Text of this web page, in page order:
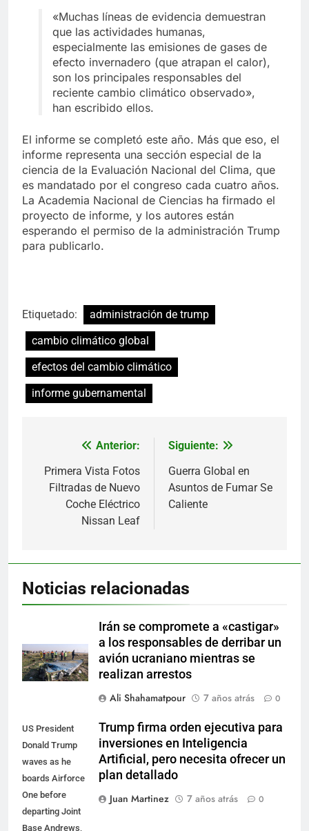
«Muchas líneas de evidencia demuestran
que las actividades humanas,
especialmente las emisiones de gases de
efecto invernadero (que atrapan el calor),
son los principales responsables del
reciente cambio climático observado»,
han escribido ellos.
El informe se completó este año. Más que eso, el
informe representa una sección especial de la
ciencia de la Evaluación Nacional del Clima, que
es mandatado por el congreso cada cuatro años.
La Academia Nacional de Ciencias ha firmado el
proyecto de informe, y los autores están
esperando el permiso de la administración Trump
para publicarlo.
Etiquetado:
administración de trump
cambio climático global
efectos del cambio climático
informe gubernamental
Navegación
de
entradas
Anterior:
Primera Vista Fotos
Filtradas de Nuevo
Coche Eléctrico
Nissan Leaf
Siguiente:
Guerra Global en
Asuntos de Fumar Se
Caliente
Noticias relacionadas
Irán se compromete a «castigar»
a los responsables de derribar un
avión ucraniano mientras se
realizan arrestos
Ali Shahamatpour
7 años atrás 0
US President
Donald Trump
waves as he
boards Airforce
One before
departing Joint
Base Andrews,
Trump firma orden ejecutiva para
inversiones en Inteligencia
Artificial, pero necesita ofrecer un
plan detallado
Juan Martinez
7 años atrás 0